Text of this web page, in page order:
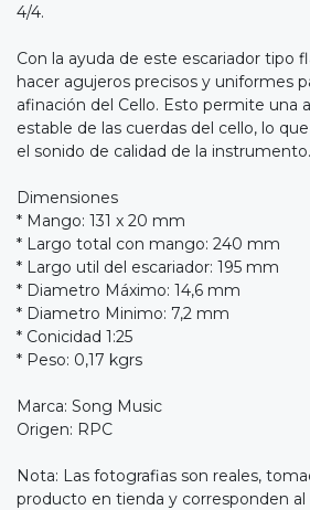
4/4.
Con la ayuda de este escariador tipo
hacer agujeros precisos y uniformes
afinación del Cello. Esto permite una
estable de las cuerdas del cello, lo
el sonido de calidad de la instrumento.
Dimensiones
* Mango: 131 x 20 mm
* Largo total con mango: 240 mm
* Largo util del escariador: 195 mm
* Diametro Máximo: 14,6 mm
* Diametro Minimo: 7,2 mm
* Conicidad 1:25
* Peso: 0,17 kgrs
Marca: Song Music
Origen: RPC
Nota: Las fotografias son reales,
producto en tienda y corresponden